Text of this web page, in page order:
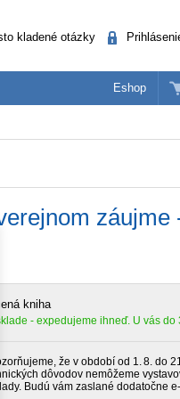
kladené otázky
Eshop
záujme
kniha
- expedujeme ihneď. U vás do
že v období od 1. 8. do
dôvodov nemôžeme
Budú vám zaslané dodatočne